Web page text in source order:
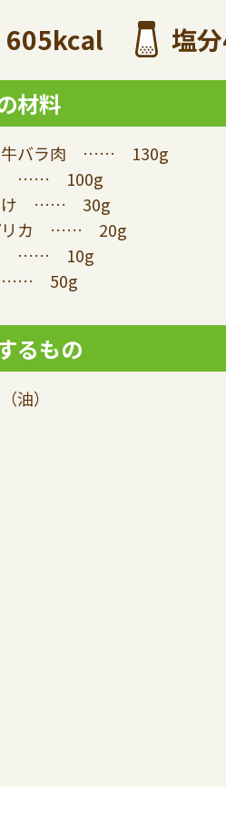
605kcal 塩
材料
牛バラ肉 …… 130g
…… 100g
け …… 30g
リカ …… 20g
…… 10g
…… 50g
るもの
油）